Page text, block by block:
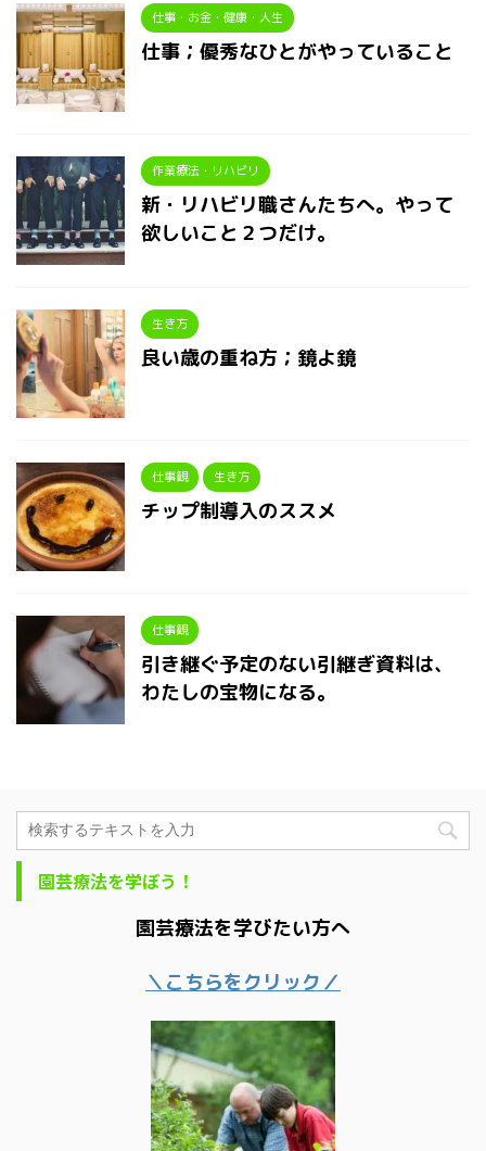
仕事・お金・健康・人生
仕事；優秀なひとがやっていること
作業療法・リハビリ
新・リハビリ職さんたちへ。やって
欲しいこと２つだけ。
生き方
良い歳の重ね方；鏡よ鏡
仕事観 生き方
チップ制導入のススメ
仕事観
引き継ぐ予定のない引継ぎ資料は、
わたしの宝物になる。
園芸療法を学ぼう！
園芸療法を学びたい方へ
＼こちらをクリック／